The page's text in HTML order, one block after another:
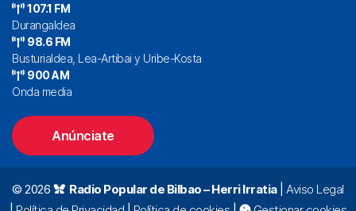
107.1 FM
Durangaldea
98.6 FM
Busturialdea, Lea-Artibai y Uribe-Kosta
900 AM
Onda media
Anúnciate
© 2026 Radio Popular de Bilbao – Herri Irratia| Aviso Legal